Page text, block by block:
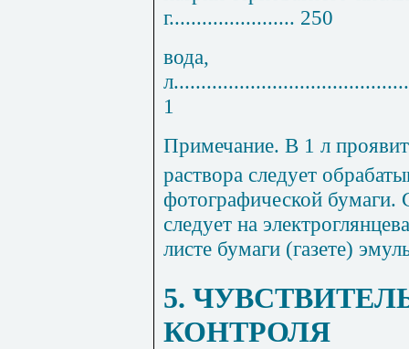
г....................... 250
вода,
л
1
Примечание. В 1 л
раствора следует
фотографической
следует на
листе бумаги (газете)
5.
КОНТРОЛЯ